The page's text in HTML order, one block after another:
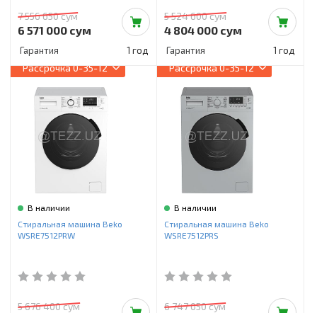
7 556 650 сум
6 571 000 сум
Гарантия 1 год
5 524 600 сум
4 804 000 сум
Гарантия 1 год
Рассрочка0-35-12
В наличии
Стиральная машина Beko
WSRE7512PRW
5 676 400 сум
Рассрочка0-35-12
В наличии
Стиральная машина Beko
WSRE7512PRS
6 747 050 сум